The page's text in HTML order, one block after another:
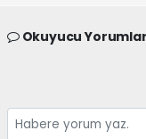
Okuyucu